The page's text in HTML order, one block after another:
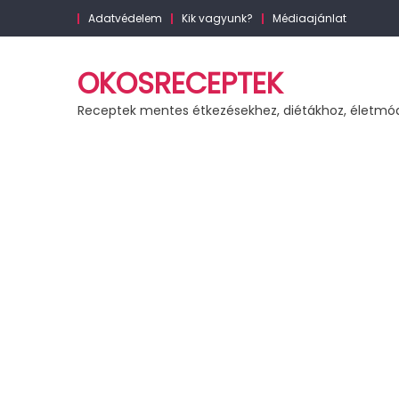
to
Adatvédelem Kik vagyunk? Médiaajánlat
OKOSRECEPTEK
Receptek mentes étkezésekhez, diétákhoz,